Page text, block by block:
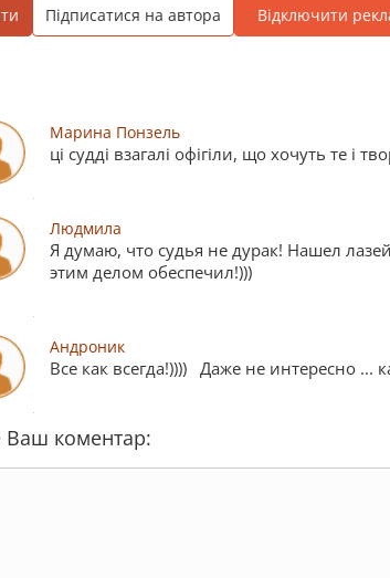
Підписатися на автора Відключити
Марина Понзель
ці судді взагалі офігіли, що хочуть те і
Людмила
Я думаю, что судья не дурак! Нашел
этим делом обеспечил!)))
Андроник
Все как всегда!)))) Даже не интересно ...
Ваш коментар: